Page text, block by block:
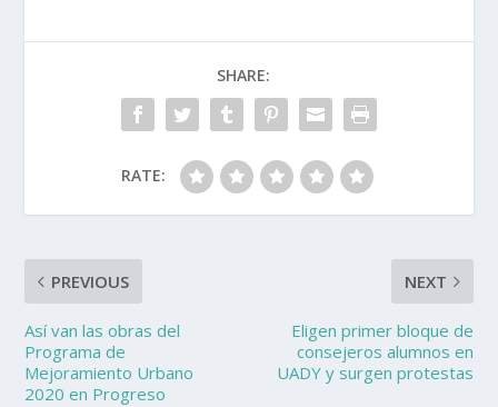
SHARE:
RATE:
PREVIOUS
Así van las obras del
Programa de
Mejoramiento Urbano
2020 en Progreso
NEXT
Eligen primer bloque de
consejeros alumnos en
UADY y surgen protestas